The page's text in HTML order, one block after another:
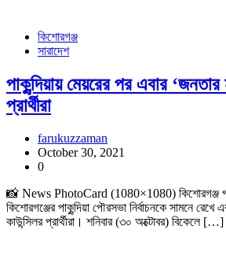
কিশোরগঞ্জ
সারাদেশ
পাকুন্দিয়ায় মেয়রের পর এবার
প্রার্থীরা
farukuzzaman
October 30, 2021
0
📸 News PhotoCard (1080×1080) কিশোরগঞ্জ
কিশোরগঞ্জের পাকুন্দিয়া পৌরসভা নির্বাচনকে সামনে
কাউন্সিলর প্রার্থীরা। শনিবার (৩০ অক্টোবর) বিকেলে […]